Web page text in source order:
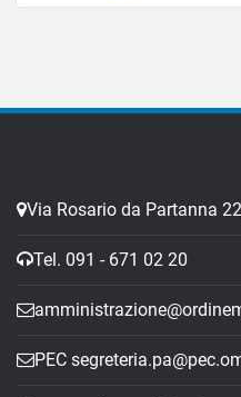
Via Rosario da Partanna
Tel. 091 - 671 02 20
PEC